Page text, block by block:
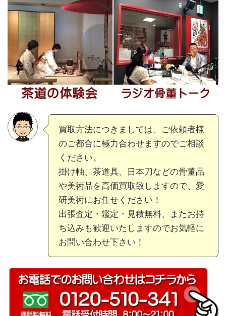
買取方法につきましては、ご依頼者様
のご都合に極力合わせますのでご相談
ください。
掛け軸、茶道具、日本刀などの骨董品
や美術品を高価買取致しますので、愛
研美術にお任せください！
出張査定・鑑定・見積無料、またお持
ち込みも歓迎いたしますのでお気軽に
お問い合わせ下さい！